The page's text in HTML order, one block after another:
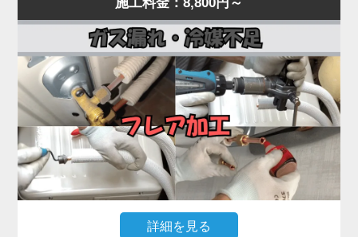
まで一貫対応。
最短即日対応で、内部の詰まりや劣化を根本から取
り除き、再発を防ぎます。
水漏れに気付いたら、お早めにプロの点検をご依頼
ください。
常が原因として考えられます。
経年劣化により、室外機内部のベアリングが摩耗し
てうなり音が出たり、ファン羽根に枯葉や異物が当
たって異音を発する事例も多く見られます。
「家電の達人」では、こうした異音・振動トラブル
に対して、室外機の分解点検・ファン羽根の調整・
モーター動作確認を行い、必要に応じて部品交換を
実施。
特にコンプレッサーから低い唸り音が継続する場合
は、内部の冷媒圧縮機構が故障している可能性があ
り、早期対応が重要です。
詳細を見る